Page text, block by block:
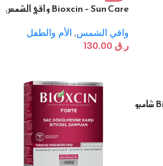
Bioxcin – Sun Care واقي الشمس
واقي الشمس, الأم والطفل
ر.ق
Bioxcin Aqua Thermal DS شامبو